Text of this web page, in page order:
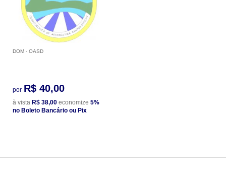
DOM - OASD
por R$ 40,00
à vista R$ 38,00 economize 5%
no Boleto Bancário ou Pix